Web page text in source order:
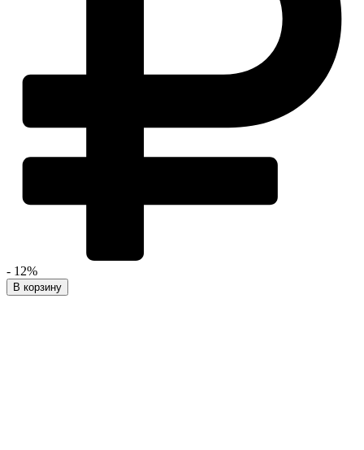
- 12%
В корзину